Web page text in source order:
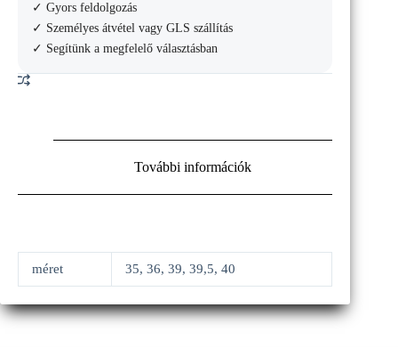
junior
teniszcipő
mennyiség
✓ Gyors feldolgozás
✓ Személyes átvétel vagy GLS szállítás
✓ Segítünk a megfelelő választásban
További információk
méret 35, 36, 39, 39,5, 40